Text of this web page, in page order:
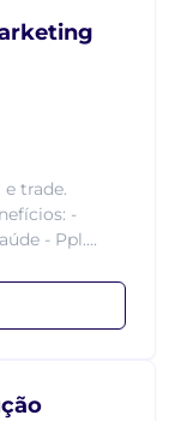
trade.
-
- Ppl....